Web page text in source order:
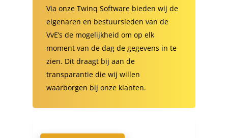
Via onze Twinq Software bieden wij de
eigenaren en bestuursleden van de
VvE’s de mogelijkheid om op elk
moment van de dag de gegevens in te
zien. Dit draagt bij aan de
transparantie die wij willen
waarborgen bij onze klanten.